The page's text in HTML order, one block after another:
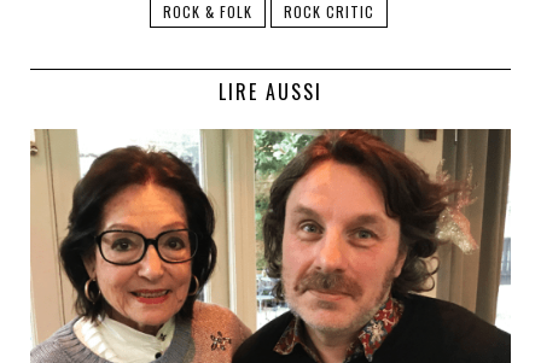
ROCK & FOLK
ROCK CRITIC
LIRE AUSSI